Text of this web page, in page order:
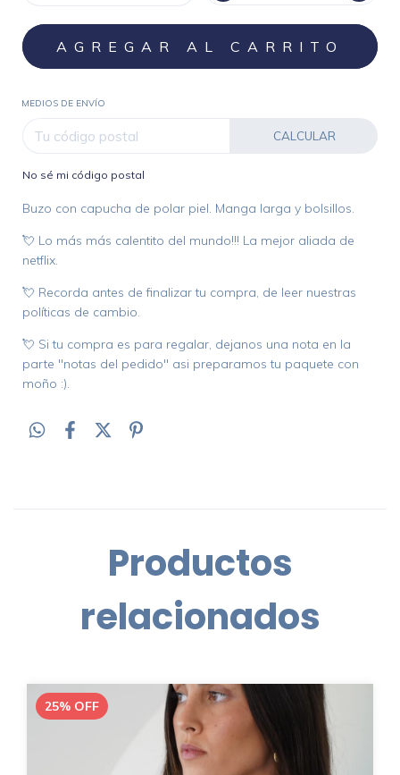
MEDIOS DE ENVÍO
CALCULAR
No sé mi código postal
Buzo con capucha de polar piel. Manga larga y bolsillos.
💘 Lo más más calentito del mundo!!! La mejor aliada de
netflix.
💘 Recorda antes de finalizar tu compra, de leer nuestras
políticas de cambio.
💘 Si tu compra es para regalar, dejanos una nota en la
parte "notas del pedido" asi preparamos tu paquete con
moño :).
Productos
relacionados
25% OFF